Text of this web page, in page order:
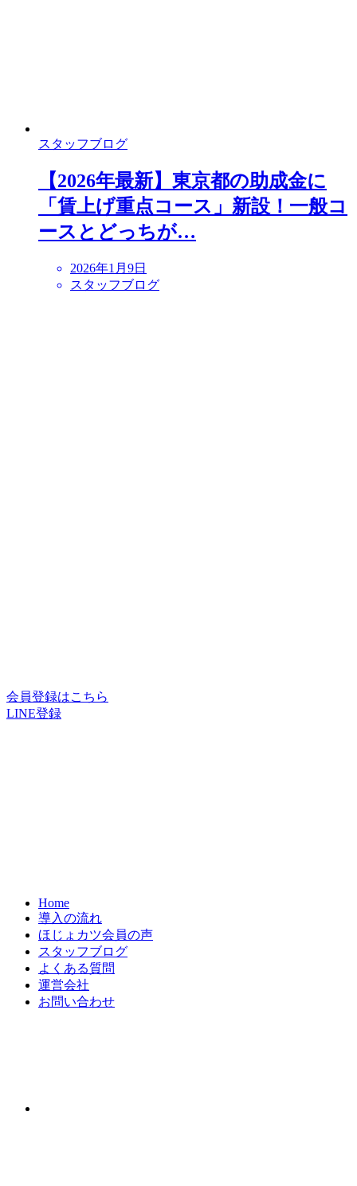
スタッフブログ
【2026年最新】東京都の助成金に
「賃上げ重点コース」新設！一般コ
ースとどっちが…
2026年1月9日
スタッフブログ
会員登録はこちら
LINE登録
Home
導入の流れ
ほじょカツ会員の声
スタッフブログ
よくある質問
運営会社
お問い合わせ